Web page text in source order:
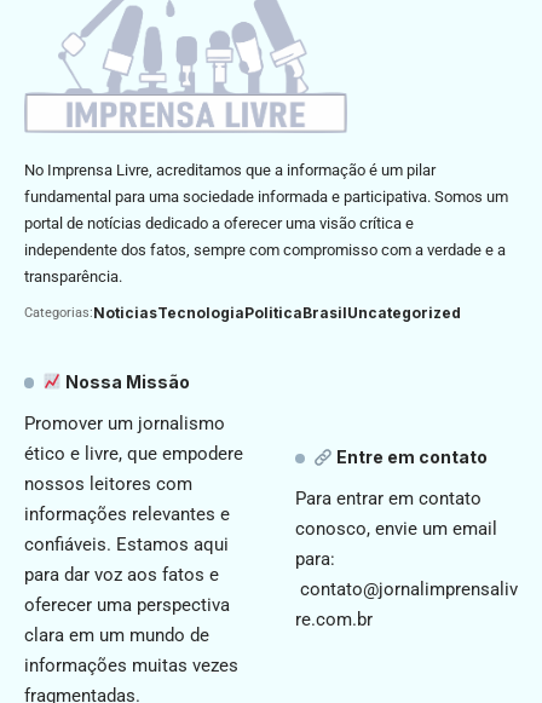
No Imprensa Livre, acreditamos que a informação é um pilar
fundamental para uma sociedade informada e participativa. Somos um
portal de notícias dedicado a oferecer uma visão crítica e
independente dos fatos, sempre com compromisso com a verdade e a
transparência.
Categorias:NoticiasTecnologiaPoliticaBrasilUncategorized
Nossa Missão
Promover um jornalismo
ético e livre, que empodere
nossos leitores com
informações relevantes e
confiáveis. Estamos aqui
para dar voz aos fatos e
oferecer uma perspectiva
clara em um mundo de
informações muitas vezes
fragmentadas.
Entre em contato
Para entrar em contato
conosco, envie um email
para:
contato@jornalimprensaliv
re.com.br